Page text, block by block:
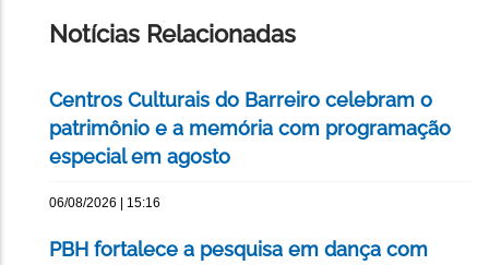
Notícias Relacionadas
Centros Culturais do Barreiro celebram o
patrimônio e a memória com programação
especial em agosto
06/08/2026 | 15:16
PBH fortalece a pesquisa em dança com